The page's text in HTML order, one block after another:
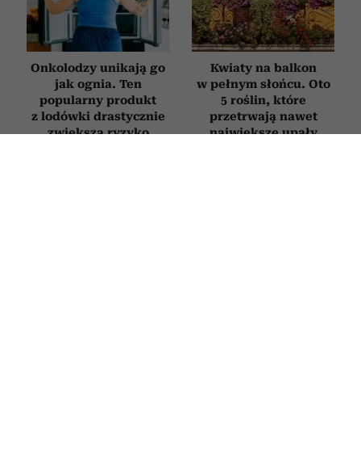
Onkolodzy unikają go
jak ognia. Ten
popularny produkt
z lodówki drastycznie
zwiększa ryzyko
Kwiaty na balkon
w pełnym słońcu. Oto
5 roślin, które
przetrwają nawet
największe upały